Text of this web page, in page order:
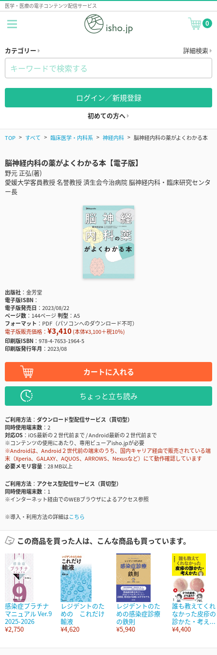
医学・医療の電子コンテンツ配信サービス
0
カテゴリー 詳細検索
ログイン／新規登録
初めての方へ
TOP すべて 臨床医学・内科系 神経内科 脳神経内科の薬がよくわかる本
脳神経内科の薬がよくわかる本【電子版】
野元 正弘(著)
愛媛大学客員教授 名誉教授 済生会今治病院 脳神経内科・臨床研究センタ
ー長
出版社
金芳堂
電子版ISBN
電子版発売日
2023/08/22
ページ数
144ページ判型
A5
フォーマット
PDF（パソコンへのダウンロード不可）
電子版販売価格： ¥3,410(本体¥3,100＋税10％)
印刷版ISBN
978-4-7653-1964-5
印刷版発行年月
2023/08
カートに入れる
ちょっと立ち読み
ご利用方法
ダウンロード型配信サービス（買切型）
同時使用端末数
2
対応OS
iOS最新の２世代前まで / Android最新の２世代前まで
※コンテンツの使用にあたり、専用ビューアisho.jpが必要
※Androidは、Android２世代前の端末のうち、国内キャリア経由で販売されている端
末（Xperia、GALAXY、AQUOS、ARROWS、Nexusなど）にて動作確認しています
必要メモリ容量
28 MB以上
ご利用方法
アクセス型配信サービス（買切型）
同時使用端末数
1
※インターネット経由でのWEBブラウザによるアクセス参照
※導入・利用方法の詳細はこちら
この商品を買った人は、こんな商品も買っています。
感染症プラチナ
マニュアル Ver.9
2025-2026
¥2,750
レジデントのた
めの これだけ
輸液
¥4,620
レジデントのた
めの感染症診療
の鉄則
¥5,940
誰も教えてくれ
なかった皮疹の
診かた・考え...
¥4,400